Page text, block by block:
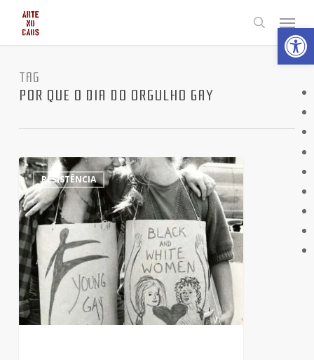
main
search
Menu
TAG
POR QUE O DIA DO ORGULHO GAY
50
anos
de
Orgulho
LGBTQ
+
Um
monumento
vivo
RESISTÊNCIA
Abrir